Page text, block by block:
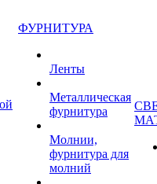
ФУРНИТУРА
Ленты
Металлическая
фурнитура
Молнии,
фурнитура для
молний